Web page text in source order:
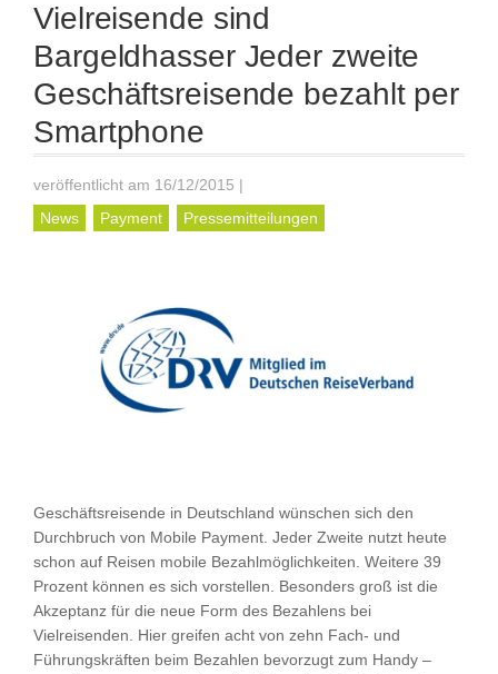
Vielreisende sind
Bargeldhasser Jeder zweite
Geschäftsreisende bezahlt per
Smartphone
veröffentlicht am 16/12/2015 |
News
Payment Pressemitteilungen
Geschäftsreisende in Deutschland wünschen sich den
Durchbruch von Mobile Payment. Jeder Zweite nutzt heute
schon auf Reisen mobile Bezahlmöglichkeiten. Weitere 39
Prozent können es sich vorstellen. Besonders groß ist die
Akzeptanz für die neue Form des Bezahlens bei
Vielreisenden. Hier greifen acht von zehn Fach- und
Führungskräften beim Bezahlen bevorzugt zum Handy –